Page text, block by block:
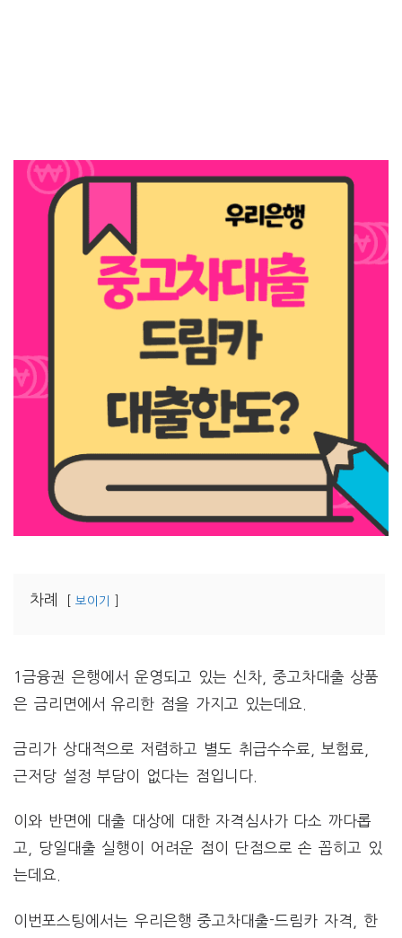
차례 보이기
1금융권 은행에서 운영되고 있는 신차, 중고차대출 상품
은 금리면에서 유리한 점을 가지고 있는데요.
금리가 상대적으로 저렴하고 별도 취급수수료, 보험료,
근저당 설정 부담이 없다는 점입니다.
이와 반면에 대출 대상에 대한 자격심사가 다소 까다롭
고, 당일대출 실행이 어려운 점이 단점으로 손 꼽히고 있
는데요.
이번포스팅에서는 우리은행 중고차대출-드림카 자격, 한